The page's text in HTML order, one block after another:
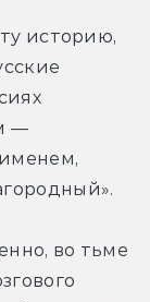
историю,
—
во тьме